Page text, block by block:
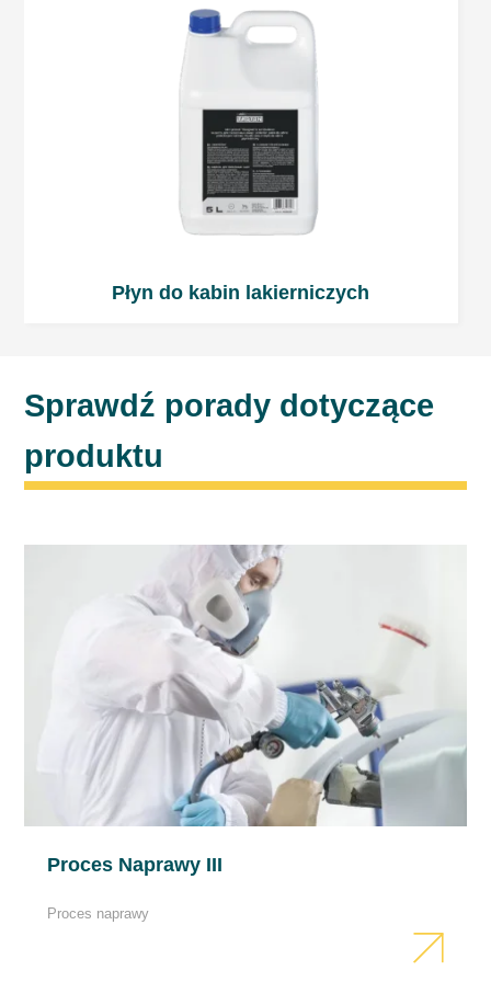
Płyn do kabin lakierniczych
Sprawdź porady dotyczące
produktu
Proces Naprawy III
Proces naprawy